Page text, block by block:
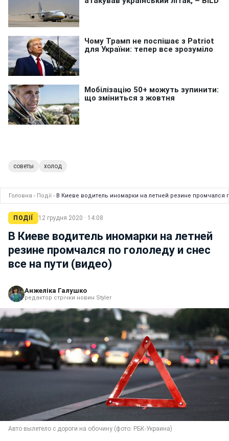
советы холод
Головна › Події › В Киеве водитель иномарки на летней резине промчался
ПОДІЇ 12 грудня 2020 · 14:08
В Киеве водитель иномарки на летней
резине промчался по гололеду и снес
все на пути (видео)
Анжеліка Галушко
редактор стрічки новин Styler
Авто вылетело с дороги на обочину (фото: РБК-Украина)